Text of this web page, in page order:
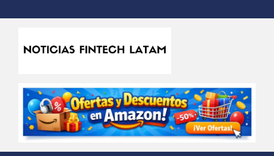
to
Noticias Fintech Latam